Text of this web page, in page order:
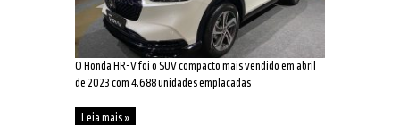
O Honda HR-V foi o SUV compacto mais vendido em abril
de 2023 com 4.688 unidades emplacadas
Leia mais »